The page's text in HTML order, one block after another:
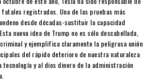
registrados. Una de las pruebas más
desde décadas-sustituir la capacidad
nueva idea de Trump no es sólo descabellada,
y ejemplifica claramente la peligrosa unión
del rápido deterioro de nuestra naturaleza
tecnología y al dios dinero de la administración